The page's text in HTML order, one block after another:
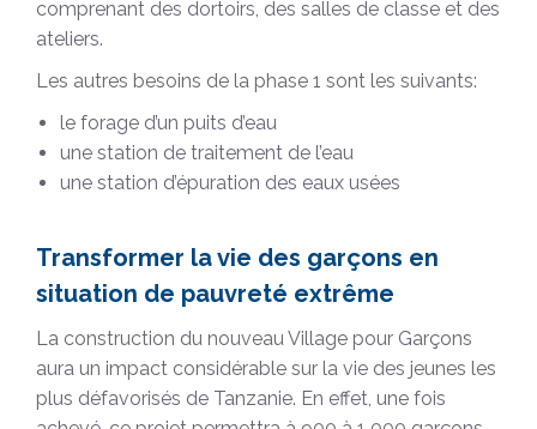
comprenant des dortoirs, des salles de classe et des
ateliers.
Les autres besoins de la phase 1 sont les suivants:
le forage d’un puits d’eau
une station de traitement de l’eau
une station d’épuration des eaux usées
Transformer la vie des garçons en
situation de pauvreté extrême
La construction du nouveau Village pour Garçons
aura un impact considérable sur la vie des jeunes les
plus défavorisés de Tanzanie. En effet, une fois